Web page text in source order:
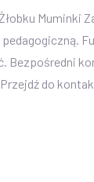
Muminki
Bezpośredni
do